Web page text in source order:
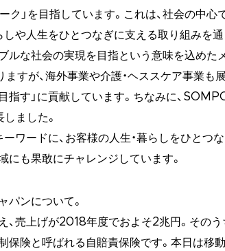
ーク」を目指しています。これは、社会の中心
や人生をひとつなぎに支える取り組みを通
ルな社会の実現を目指という意味を込めた
すが、海外事業や介護・ヘススケア事業も展
指す」に貢献しています。ちなみに、
ました。
ーワードに、お客様の人生・暮らしをひとつ
にも果敢にチャレンジしています。
パンについて。
、売上げが2018年度でおよそ2兆円。その
保険と呼ばれる自賠責保険です。本日は移